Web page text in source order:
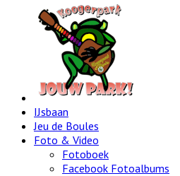
IJsbaan
Jeu de Boules
Foto & Video
Fotoboek
Facebook Fotoalbums